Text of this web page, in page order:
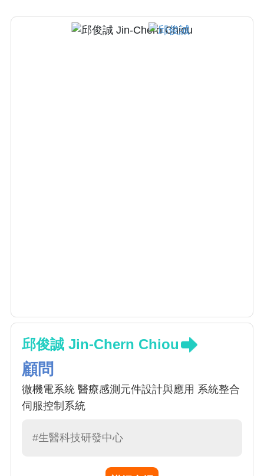
邱俊誠 Jin-Chern Chiou
顧問
微機電系統 醫療感測元件設計與應用 系統整合
伺服控制系統
#生醫科技研發中心